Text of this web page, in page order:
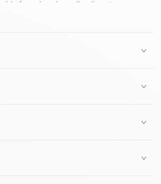
face dans laquelle elle est
à l’extérieur. La présence de